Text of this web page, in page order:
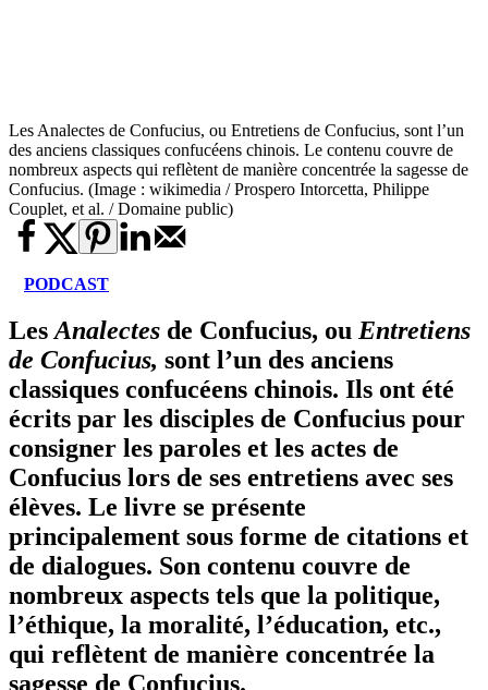
Les Analectes de Confucius, ou Entretiens de Confucius, sont l’un
des anciens classiques confucéens chinois. Le contenu couvre de
nombreux aspects qui reflètent de manière concentrée la sagesse de
Confucius. (Image : wikimedia / Prospero Intorcetta, Philippe
Couplet, et al. / Domaine public)
PODCAST
LesAnalectes de Confucius, ou Entretiens
de Confucius, sont l’un des anciens
classiques confucéens chinois. Ils ont été
écrits par les disciples de Confucius pour
consigner les paroles et les actes de
Confucius lors de ses entretiens avec ses
élèves. Le livre se présente
principalement sous forme de citations et
de dialogues. Son contenu couvre de
nombreux aspects tels que la politique,
l’éthique, la moralité, l’éducation, etc.,
qui reflètent de manière concentrée la
sagesse de Confucius.